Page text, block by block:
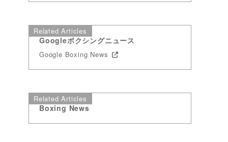
Related Articles
Googleボクシングニュース
Google Boxing News
Related Articles
Boxing News